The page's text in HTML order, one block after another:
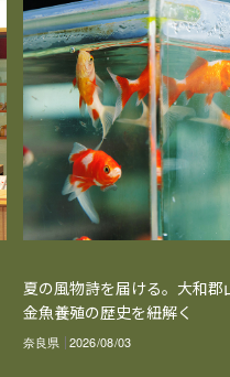
夏の風物詩を届ける。大和郡
金魚養殖の歴史を紐解く
奈良県 2026/08/03